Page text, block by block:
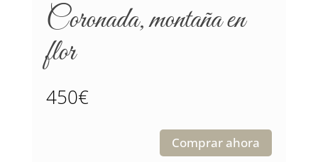
Coronada, montaña en
flor
450€
Coronada,
Comprar ahora